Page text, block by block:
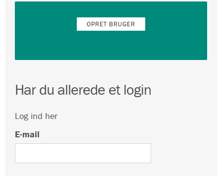
OPRET BRUGER
Har du allerede et login
Log ind her
E-mail